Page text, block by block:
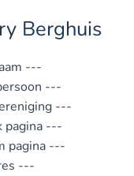
Berghuis
---
---
---
pagina ---
pagina ---
---